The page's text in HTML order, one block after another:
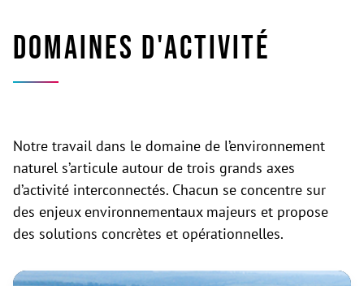
Domaines d'activité
Notre travail dans le domaine de l’environnement
naturel s’articule autour de trois grands axes
d’activité interconnectés. Chacun se concentre sur
des enjeux environnementaux majeurs et propose
des solutions concrètes et opérationnelles.